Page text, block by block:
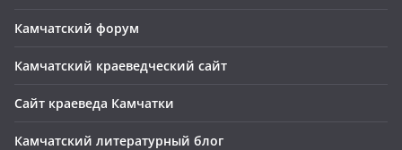
Камчатский форум
Камчатский краеведческий сайт
Сайт краеведа Камчатки
Камчатский литературный блог